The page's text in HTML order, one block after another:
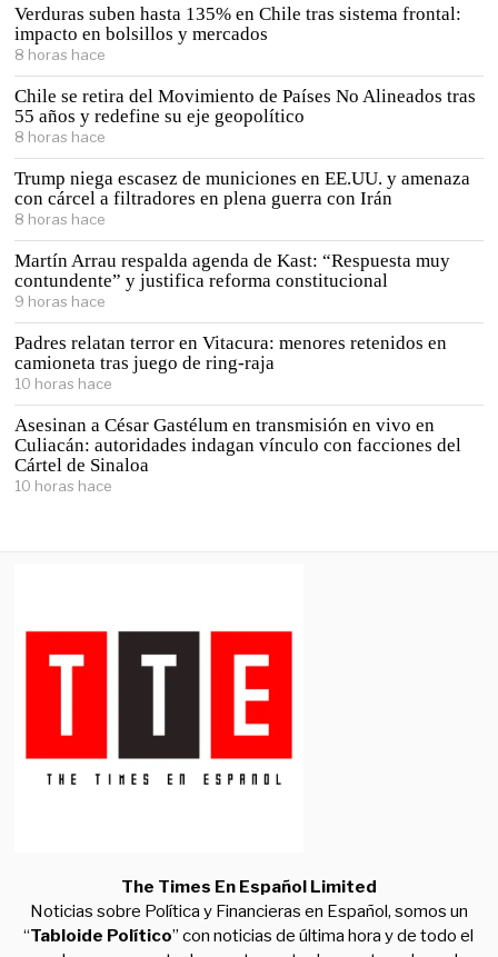
Verduras suben hasta 135% en Chile tras sistema frontal:
impacto en bolsillos y mercados
8 horas hace
Chile se retira del Movimiento de Países No Alineados tras
55 años y redefine su eje geopolítico
8 horas hace
Trump niega escasez de municiones en EE.UU. y amenaza
con cárcel a filtradores en plena guerra con Irán
8 horas hace
Martín Arrau respalda agenda de Kast: “Respuesta muy
contundente” y justifica reforma constitucional
9 horas hace
Padres relatan terror en Vitacura: menores retenidos en
camioneta tras juego de ring-raja
10 horas hace
Asesinan a César Gastélum en transmisión en vivo en
Culiacán: autoridades indagan vínculo con facciones del
Cártel de Sinaloa
10 horas hace
The Times En Español Limited
Noticias sobre Política y Financieras en Español, somos un
“Tabloide Político” con noticias de última hora y de todo el